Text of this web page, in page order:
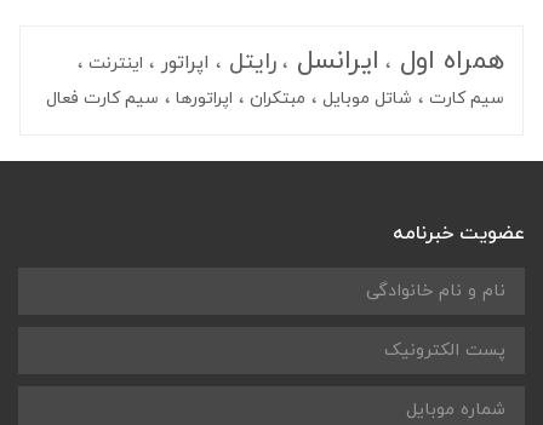
همراه اول ایرانسل رایتل اپراتور
اینترنت
سیم کارت
شاتل موبایل مبتکران اپراتورها سیم کارت فعال
عضویت خبرنامه